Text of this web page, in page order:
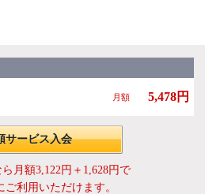
月額 5,478円
サービス入会
ら月額3,122円＋1,628円で
ご利用いただけます。